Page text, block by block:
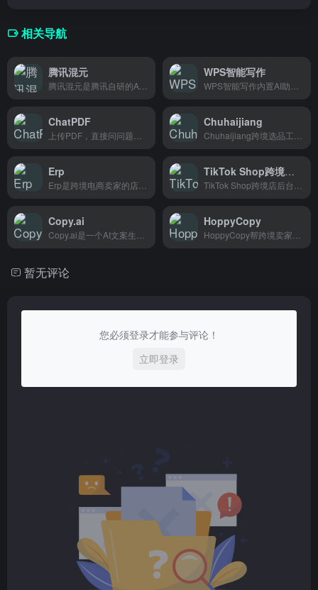
相关导航
腾讯混元 WPS智能写作
ChatPDF Chuhaijiang
Erp TikTok Shop跨境店后台
Copy.ai HoppyCopy
暂无评论
您必须登录才能参与评论！
立即登录